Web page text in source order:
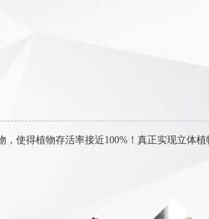
使得植物存活率接近100%！真正实现立体植